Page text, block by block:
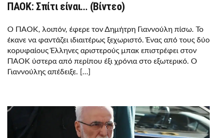
ΠΑΟΚ: Σπίτι είναι… (Βίντεο)
Ο ΠΑΟΚ, λοιπόν, έφερε τον Δημήτρη Γιαννούλη πίσω. Το
έκανε να φαντάζει ιδιαιτέρως ξεχωριστό. Ένας από τους δύο
κορυφαίους Έλληνες αριστερούς μπακ επιστρέφει στον
ΠΑΟΚ ύστερα από περίπου έξι χρόνια στο εξωτερικό. Ο
Γιαννούλης απέδειξε. […]